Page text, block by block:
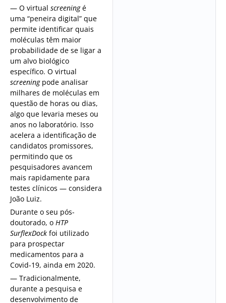
— O virtual screeningé
uma “peneira digital” que
permite identificar quais
moléculas têm maior
probabilidade de se ligar a
um alvo biológico
específico. O virtual
screeningpode analisar
milhares de moléculas em
questão de horas ou dias,
algo que levaria meses ou
anos no laboratório. Isso
acelera a identificação de
candidatos promissores,
permitindo que os
pesquisadores avancem
mais rapidamente para
testes clínicos — considera
João Luiz.
Durante o seu pós-
doutorado, o HTP
SurflexDock foi utilizado
para prospectar
medicamentos para a
Covid-19, ainda em 2020.
— Tradicionalmente,
durante a pesquisa e
desenvolvimento de